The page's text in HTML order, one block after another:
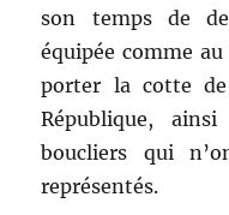
son temps de
équipée comme au
porter la cotte
République,
boucliers qui
représentés.